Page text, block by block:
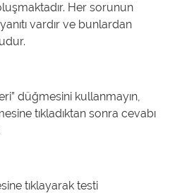
Her sorunun
vardır ve bunlardan
düğmesini kullanmayın,
tıkladıktan sonra cevabı
tıklayarak testi